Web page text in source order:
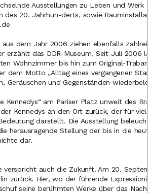
Ausstellungen zu Leben und
20. Jahrhun-derts, sowie
dem Jahr 2006 ziehen ebenfalls
erzählt das DDR-Museum. Seit Juli 2006
Wohnzimmer bis hin zum Original-
dem Motto „Alltag eines vergangenen
Geräuschen und Gegenständen
Kennedys“ am Pariser Platz unweit des
Kennedys an den Ort zurück, der für
darstellt. Die Ausstellung
herausragende Stellung der bis in die
dar.
verspricht auch die Zukunft. Am 20.
zurück. Hier, wo der führende
seine berühmten Werke über das